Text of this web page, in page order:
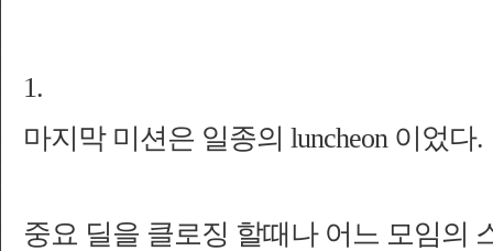
1.
마지막 미션은 일종의 luncheon 이었다.
중요 딜을 클로징 할때나 어느 모임의